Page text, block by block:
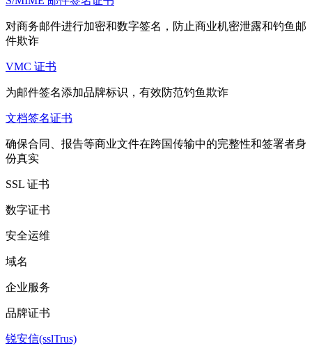
对商务邮件进行加密和数字签名，防止商业机密泄露和钓鱼邮
件欺诈
VMC 证书
为邮件签名添加品牌标识，有效防范钓鱼欺诈
文档签名证书
确保合同、报告等商业文件在跨国传输中的完整性和签署者身
份真实
SSL 证书
数字证书
安全运维
域名
企业服务
品牌证书
锐安信(sslTrus)